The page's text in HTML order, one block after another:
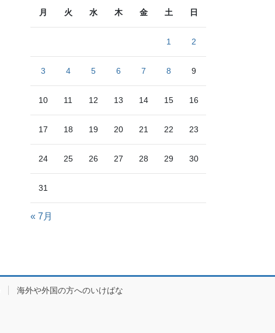
月 火 水 木 金 土 日
1 2
3 4 5 6 7 8 9
10 11 12 13 14 15 16
17 18 19 20 21 22 23
24 25 26 27 28 29 30
31
« 7月
海外や外国の方へのいけばな